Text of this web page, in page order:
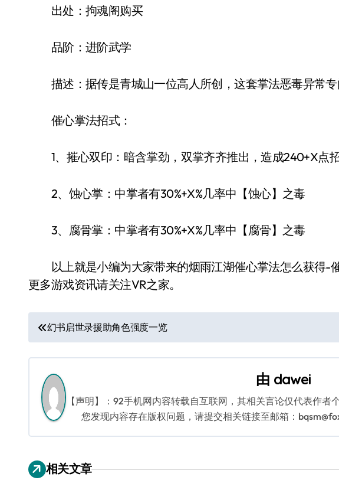
出处：拘魂阁购买
品阶：进阶武学
描述：据传是青城山一位高人所创，这套掌法恶毒异常专
催心掌法招式：
1、摧心双印：暗含掌劲，双掌齐齐推出，造成240+X点
2、蚀心掌：中掌者有30%+X%几率中【蚀心】之毒
3、腐骨掌：中掌者有30%+X%几率中【腐骨】之毒
以上就是小编为大家带来的烟雨江湖催心掌法怎么获得-
更多游戏资讯请关注VR之家。
文
章
导
航
幻书启世录援助角色强度一览
由 dawei
【声明】：92手机网内容转载自互联网，其相关言论仅代表作者
您发现内容存在版权问题，请提交相关链接至邮箱：
相关文章